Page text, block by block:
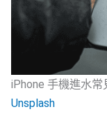
iPhone 手機進水
Unsplash